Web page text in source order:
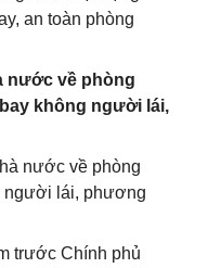
an toàn phòng
nước về phòng
không người lái,
nước về phòng
người lái, phương
trước Chính phủ